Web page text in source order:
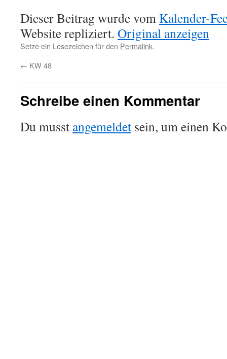
Dieser Beitrag wurde vom Kalender-
Website repliziert. Original anzeigen
Setze ein Lesezeichen für den Permalink.
← KW 48
Schreibe einen Kommentar
Du musst angemeldet sein, um einen